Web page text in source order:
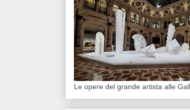
Le opere del grande artista alle